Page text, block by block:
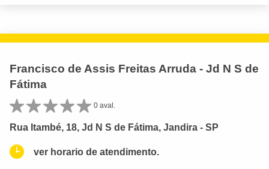
Francisco de Assis Freitas Arruda - Jd N S de
Fátima
0 aval.
Rua Itambé, 18, Jd N S de Fátima, Jandira - SP
ver horario de atendimento.